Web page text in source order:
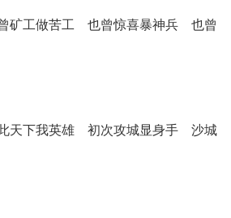
矿工做苦工 也曾惊喜暴神兵 也曾
天下我英雄 初次攻城显身手 沙城